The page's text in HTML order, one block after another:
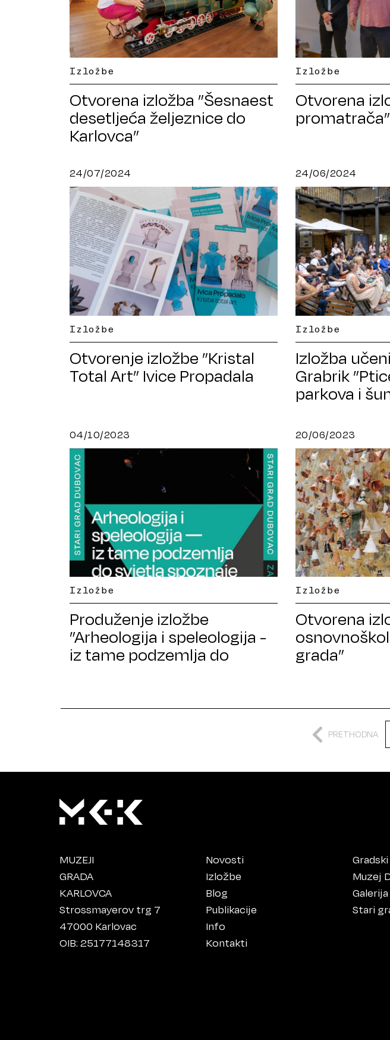
Izložbe
Otvorena izložba ”Šesnaest
desetljeća željeznice do
Karlovca”
Izložbe
Otvorena
promatrača”
24/07/2024
Izložbe
Otvorenje izložbe ”Kristal
Total Art” Ivice Propadala
24/06/2024
Izložbe
Izložba
Grabrik
parkova i
04/10/2023
Izložbe
Produženje izložbe
”Arheologija i speleologija -
iz tame podzemlja do
20/06/2023
Izložbe
Otvorena
grada”
PRETHODNA
MUZEJI
GRADA
KARLOVCA
Strossmayerov trg 7
47000 Karlovac
OIB: 25177148317
Novosti
Izložbe
Blog
Publikacije
Info
Kontakti
Muzej
Stari